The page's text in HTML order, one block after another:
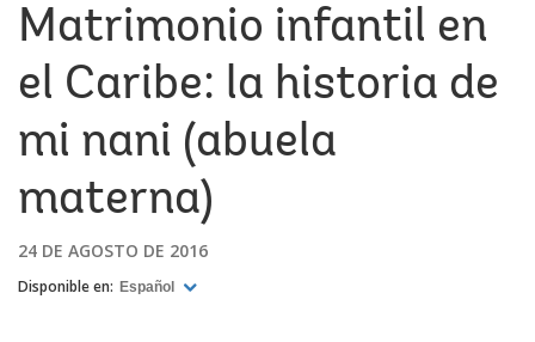
Matrimonio infantil en
el Caribe: la historia de
mi nani (abuela
materna)
24 DE AGOSTO DE 2016
Disponible en: Español